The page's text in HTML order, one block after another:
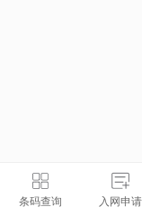
条码查询 入网申请